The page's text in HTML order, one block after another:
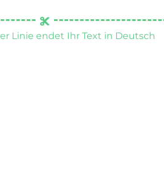
Linie endet Ihr Text in Deutsch